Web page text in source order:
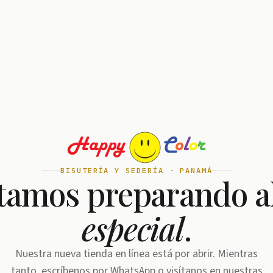
BISUTERÍA Y SEDERÍA · PANAMÁ
preparando
especial.
Nuestra nueva tienda en línea está por abrir. Mientras